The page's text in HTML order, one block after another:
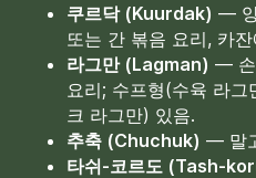
쿠르닥 (Kuurdak) —
또는 간 볶음 요리, 카
라그만 (Lagman) — 손
요리; 수프형(수육 라
크 라그만) 있음.
추축 (Chuchuk) — 말
타쉬-코르도 (Tash-